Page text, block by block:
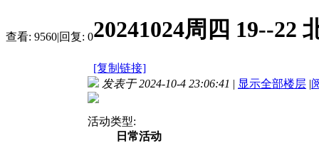
查看: 9560|回复: 020241024周四 19--22
[复制链接]
发表于 2024-10-4 23:06:41 | 显示全部楼层 |
活动类型:
日常活动